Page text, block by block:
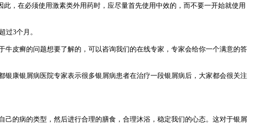
，在必须使用激素类外用药时，应尽量首先使用中效的，而不要一开始就使用
过3个月。
皮癣的问题想要了解的，可以咨询我们的在线专家，专家会给你一个满意的答
康银屑病医院专家表示很多银屑病患者在治疗一段银屑病后，大家都会很关注
的病的类型，然后进行合理的膳食，合理沐浴，稳定我们的心态。这对于银屑